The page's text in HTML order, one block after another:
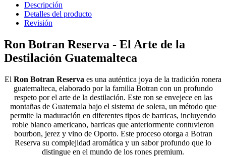
Descripción
Detalles del producto
Revisión
Ron Botran Reserva - El Arte de la
Destilación Guatemalteca
El Ron Botran Reserva es una auténtica joya de la tradición ronera
guatemalteca, elaborado por la familia Botran con un profundo
respeto por el arte de la destilación. Este ron se envejece en las
montañas de Guatemala bajo el sistema de solera, un método que
permite la maduración en diferentes tipos de barricas, incluyendo
roble blanco americano, barricas que anteriormente contuvieron
bourbon, jerez y vino de Oporto. Este proceso otorga a Botran
Reserva su complejidad aromática y un sabor profundo que lo
distingue en el mundo de los rones premium.